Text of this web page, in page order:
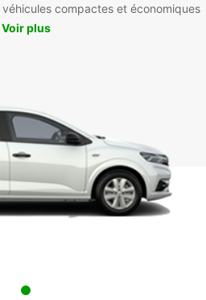
compactes et économiques
Voir plus